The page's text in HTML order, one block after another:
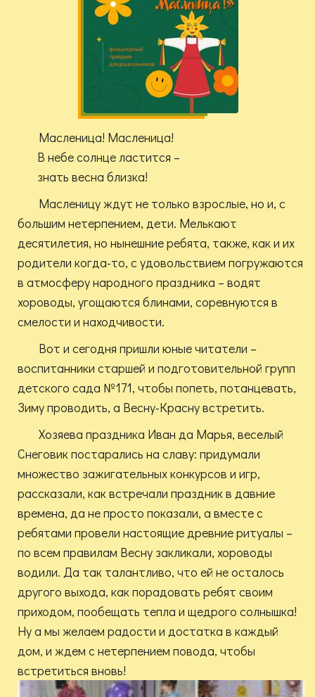
Масленица! Масленица!
В небе солнце ластится –
знать весна близка!
Масленицу ждут не только взрослые, но и, с
большим нетерпением, дети. Мелькают
десятилетия, но нынешние ребята, также, как и их
родители когда-то, с удовольствием погружаются
в атмосферу народного праздника – водят
хороводы, угощаются блинами, соревнуются в
смелости и находчивости.
Вот и сегодня пришли юные читатели –
воспитанники старшей и подготовительной групп
детского сада №171, чтобы попеть, потанцевать,
Зиму проводить, а Весну-Красну встретить.
Хозяева праздника Иван да Марья, веселый
Снеговик постарались на славу: придумали
множество зажигательных конкурсов и игр,
рассказали, как встречали праздник в давние
времена, да не просто показали, а вместе с
ребятами провели настоящие древние ритуалы –
по всем правилам Весну закликали, хороводы
водили. Да так талантливо, что ей не осталось
другого выхода, как порадовать ребят своим
приходом, пообещать тепла и щедрого солнышка!
Ну а мы желаем радости и достатка в каждый
дом, и ждем с нетерпением повода, чтобы
встретиться вновь!